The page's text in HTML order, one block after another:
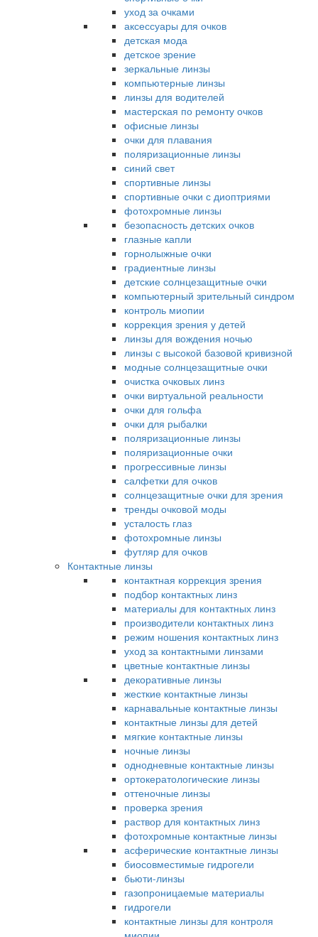
уход за очками
аксессуары для очков
детская мода
детское зрение
зеркальные линзы
компьютерные линзы
линзы для водителей
мастерская по ремонту очков
офисные линзы
очки для плавания
поляризационные линзы
синий свет
спортивные линзы
спортивные очки с диоптриями
фотохромные линзы
безопасность детских очков
глазные капли
горнолыжные очки
градиентные линзы
детские солнцезащитные очки
компьютерный зрительный синдром
контроль миопии
коррекция зрения у детей
линзы для вождения ночью
линзы с высокой базовой кривизной
модные солнцезащитные очки
очистка очковых линз
очки виртуальной реальности
очки для гольфа
очки для рыбалки
поляризационные линзы
поляризационные очки
прогрессивные линзы
салфетки для очков
солнцезащитные очки для зрения
тренды очковой моды
усталость глаз
фотохромные линзы
футляр для очков
Контактные линзы
контактная коррекция зрения
подбор контактных линз
материалы для контактных линз
производители контактных линз
режим ношения контактных линз
уход за контактными линзами
цветные контактные линзы
декоративные линзы
жесткие контактные линзы
карнавальные контактные линзы
контактные линзы для детей
мягкие контактные линзы
ночные линзы
однодневные контактные линзы
ортокератологические линзы
оттеночные линзы
проверка зрения
раствор для контактных линз
фотохромные контактные линзы
асферические контактные линзы
биосовместимые гидрогели
бьюти-линзы
газопроницаемые материалы
гидрогели
контактные линзы для контроля